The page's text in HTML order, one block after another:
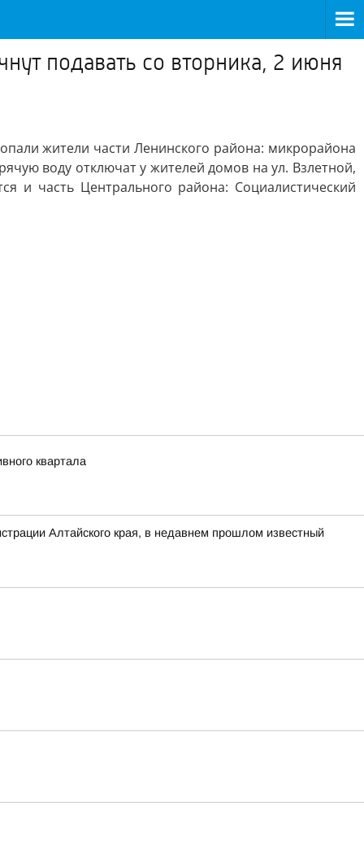
подавать со вторника, 2 июня
жители части Ленинского района: микрорайона
воду отключат у жителей домов на ул. Взлетной,
и часть Центрального района: Социалистический
квартала
Алтайского края, в недавнем прошлом известный